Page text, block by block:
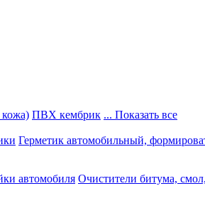
кожа) ПВХ кембрик ... Показать все
Герметик автомобильный,
автомобиля Очистители битума,